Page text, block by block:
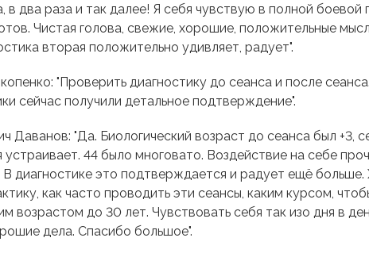
в два раза и так далее! Я себя чувствую в полной
Чистая голова, свежие, хорошие, положительные
вторая положительно удивляет, радует".
"Проверить диагностику до сеанса и после
сейчас получили детальное подтверждение".
"Да. Биологический возраст до сеанса был +3,
44 было многовато. Воздействие на себе
диагностике это подтверждается и радует ещё
как часто проводить эти сеансы, каким курсом,
возрастом до 30 лет. Чувствовать себя так изо дня в
дела. Спасибо большое".